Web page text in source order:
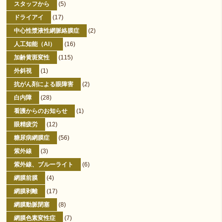
スタッフから
(5)
ドライアイ
(17)
中心性漿液性網脈絡膜症
(2)
人工知能（AI）
(16)
加齢黄斑変性
(115)
外斜視
(1)
抗がん剤による眼障害
(2)
白内障
(28)
看護からのお知らせ
(1)
眼精疲労
(12)
糖尿病網膜症
(56)
紫外線
(3)
紫外線、ブルーライト
(6)
網膜前膜
(4)
網膜剥離
(17)
網膜動脈閉塞
(8)
網膜色素変性症
(7)